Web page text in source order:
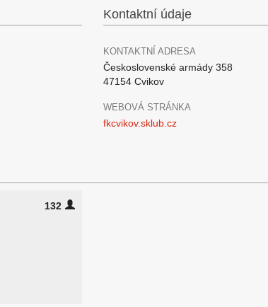
Kontaktní údaje
KONTAKTNÍ ADRESA
Československé armády 358
47154 Cvikov
WEBOVÁ STRÁNKA
fkcvikov.sklub.cz
132